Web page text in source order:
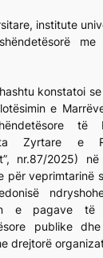
institute
konstatoi
e
të
Zyrtare e
nr.87/2025)
për veprimtarinë
e pagave të
publike
drejtorë